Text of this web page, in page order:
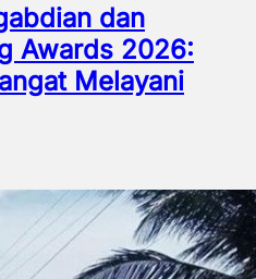
dan
Awards 2026:
Melayani